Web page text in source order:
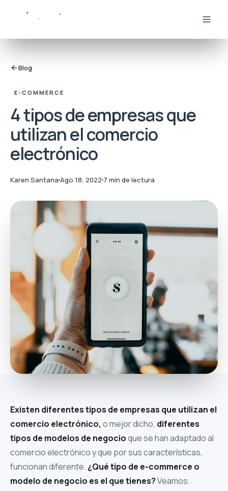
Blog
E-COMMERCE
4 tipos de empresas que
utilizan el comercio
electrónico
Karen Santana Ago 18, 2022 7 min de lectura
Existen diferentes tipos de empresas que utilizan el
comercio electrónico, o mejor dicho, diferentes
tipos de modelos de negocioque se han adaptado al
comercio electrónico y que por sus características,
funcionan diferente. ¿Qué tipo de e-commerce o
modelo de negocio es el que tienes?Veamos.